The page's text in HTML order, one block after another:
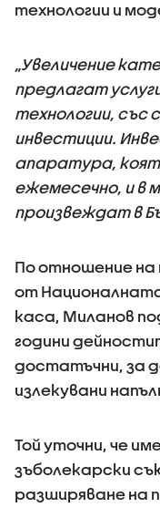
технологии и
„Увеличение
предлагат
технологии, със
инвестиции.
апаратура,
ежемесечно, и в
произвеждат в
По отношение на
от
каса, Миланов
години
достатъчни, за
излекувани
Той уточни, че
зъболекарски
разширяване на